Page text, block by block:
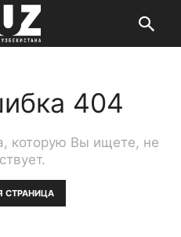
404
которую Вы ищете, не
СТРАНИЦА